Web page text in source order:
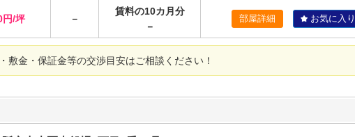
円/坪 －
賃料の10カ月分
－
部屋詳細 お気に入り
金・保証金等の交渉目安はご相談ください！